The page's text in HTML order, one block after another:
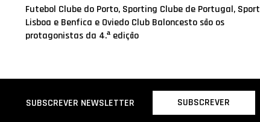
Futebol Clube do Porto, Sporting Clube de Portugal, Sport
Lisboa e Benfica e Oviedo Club Baloncesto são os
protagonistas da 4.ª edição
SUBSCREVER NEWSLETTER SUBSCREVER